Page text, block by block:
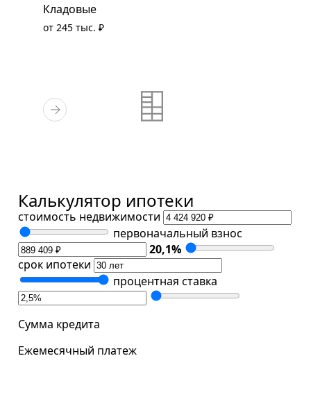
Кладовые
от 245 тыс. ₽
Калькулятор ипотеки
стоимость недвижимости
первоначальный взнос
20,1%
срок ипотеки
процентная ставка
Сумма кредита
Ежемесячный платеж